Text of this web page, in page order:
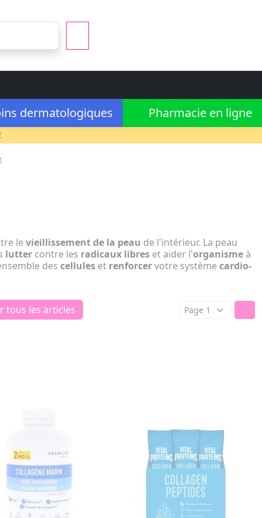
dermatologiques
Pharmacie en ligne
le vieillissement de la peau de l'intérieur. La peau
lutter contre les radicaux libres et aider l'organisme à
des cellules et renforcervotre système cardio-
tous les articles